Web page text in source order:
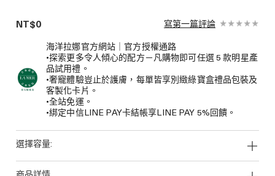
NT$0
寫第一篇評論
海洋拉娜官方網站｜官方授權通路
•探索更多令人傾心的配方－凡購物即可任選 5 款明星產
品試用禮。
•奢寵體驗豈止於護膚，每單皆享別緻綠寶盒禮品包裝及
客製化卡片。
•全站免運。
•綁定中信LINE PAY卡結帳享LINE PAY 5%回饋。
選擇容量: